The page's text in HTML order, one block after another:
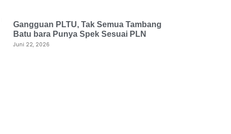
Gangguan PLTU, Tak Semua Tambang
Batu bara Punya Spek Sesuai PLN
Juni 22, 2026